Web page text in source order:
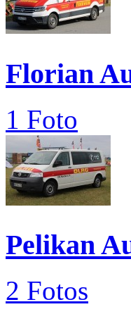
Florian
1 Foto
Pelikan
2 Fotos